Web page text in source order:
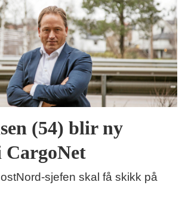
(54) blir ny
CargoNet
sjefen skal få skikk på